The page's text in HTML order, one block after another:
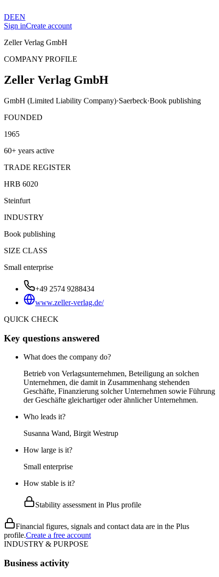
DEEN
Sign inCreate account
Zeller Verlag GmbH
COMPANY PROFILE
Zeller Verlag GmbH
GmbH (Limited Liability Company)·Saerbeck·Book publishing
FOUNDED
1965
60+ years active
TRADE REGISTER
HRB 6020
Steinfurt
INDUSTRY
Book publishing
SIZE CLASS
Small enterprise
+49 2574 9288434
www.zeller-verlag.de/
QUICK CHECK
Key questions answered
What does the company do?
Betrieb von Verlagsunternehmen, Beteiligung an solchen
Unternehmen, die damit in Zusammenhang stehenden
Geschäfte, Finanzierung solcher Unternehmen sowie Führung
der Geschäfte gleichartiger oder ähnlicher Unternehmen.
Who leads it?
Susanna Wand, Birgit Westrup
How large is it?
Small enterprise
How stable is it?
Stability assessment in Plus profile
Financial figures, signals and contact data are in the Plus
profile.Create a free account
INDUSTRY & PURPOSE
Business activity